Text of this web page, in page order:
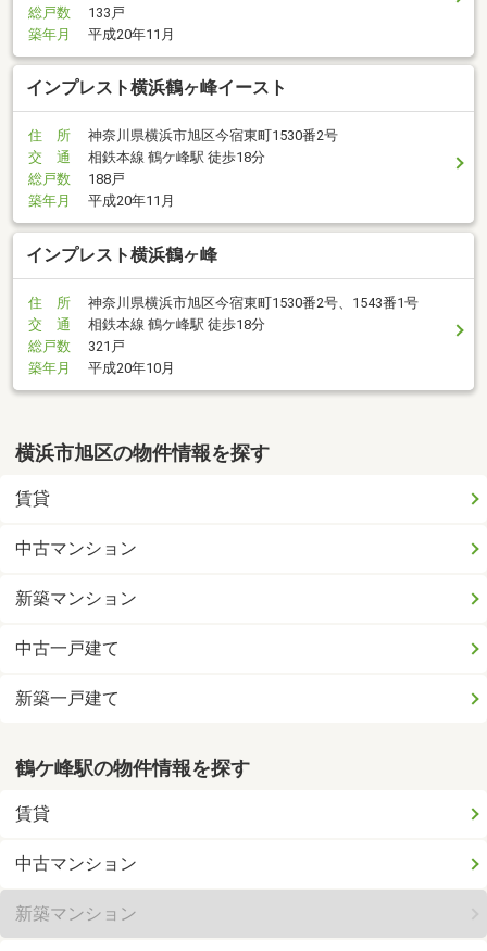
総戸数
133戸
築年月
平成20年11月
インプレスト横浜鶴ヶ峰イースト
住 所
神奈川県横浜市旭区今宿東町1530番2号
交 通
相鉄本線 鶴ケ峰駅 徒歩18分
総戸数
188戸
築年月
平成20年11月
インプレスト横浜鶴ヶ峰
住 所
神奈川県横浜市旭区今宿東町1530番2号、1543番1号
交 通
相鉄本線 鶴ケ峰駅 徒歩18分
総戸数
321戸
築年月
平成20年10月
横浜市旭区の物件情報を探す
賃貸
中古マンション
新築マンション
中古一戸建て
新築一戸建て
鶴ケ峰駅の物件情報を探す
賃貸
中古マンション
新築マンション